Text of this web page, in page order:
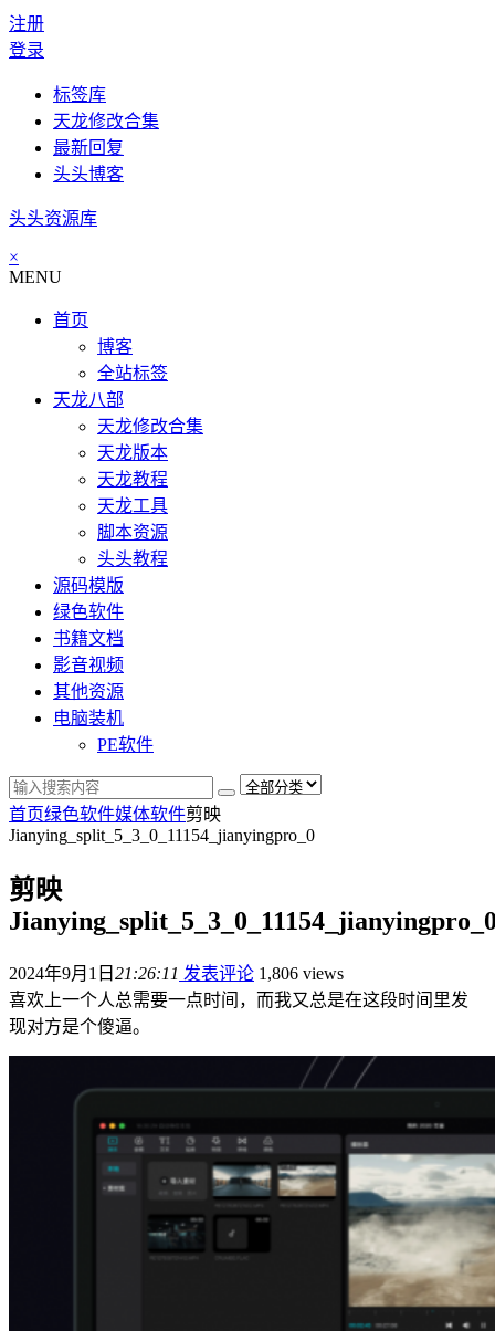
注册
登录
标签库
天龙修改合集
最新回复
头头博客
头头资源库
×
MENU
首页
博客
全站标签
天龙八部
天龙修改合集
天龙版本
天龙教程
天龙工具
脚本资源
头头教程
源码模版
绿色软件
书籍文档
影音视频
其他资源
电脑装机
PE软件
首页绿色软件媒体软件剪映
Jianying_split_5_3_0_11154_jianyingpro_0
剪映
2024年9月1日 21:26:11 发表评论 1,806 views
喜欢上一个人总需要一点时间，而我又总是在这段时间里发
现对方是个傻逼。